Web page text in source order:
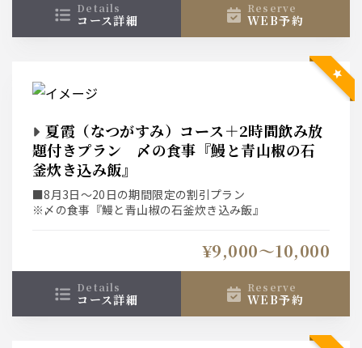
details
コース詳細
reserve
WEB予約
夏霞（なつがすみ）コース＋2時間飲み放
題付きプラン 〆の食事『鰻と青山椒の石
釜炊き込み飯』
■8月3日～20日の期間限定の割引プラン
※〆の食事『鰻と青山椒の石釜炊き込み飯』
¥9,000〜10,000
details
コース詳細
reserve
WEB予約